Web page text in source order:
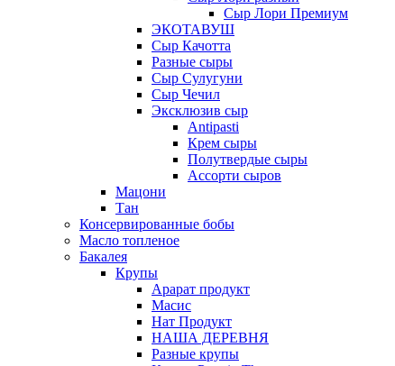
Сыр Лори Премиум
ЭКОТАВУШ
Сыр Качотта
Разные сыры
Сыр Сулугуни
Сыр Чечил
Эксклюзив сыр
Antipasti
Крем сыры
Полутвердые сыры
Ассорти сыров
Мацони
Тан
Консервированные бобы
Масло топленое
Бакалея
Крупы
Арарат продукт
Масис
Нат Продукт
НАША ДЕРЕВНЯ
Разные крупы